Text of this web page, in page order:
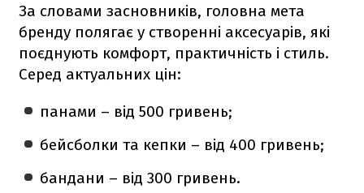
За словами засновників, головна мета
бренду полягає у створенні аксесуарів, які
поєднують комфорт, практичність і стиль.
Серед актуальних цін:
панами – від 500 гривень;
бейсболки та кепки – від 400 гривень;
бандани – від 300 гривень.